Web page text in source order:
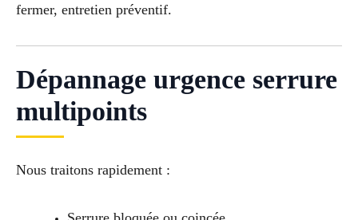
fermer, entretien préventif.
Dépannage urgence serrure
multipoints
Nous traitons rapidement :